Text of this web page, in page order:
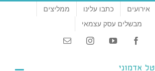
אירועים כתבו עלינו
ממליצים
מבשלים עסק עצמאי
Facebook
YouTube
Instagram
Email